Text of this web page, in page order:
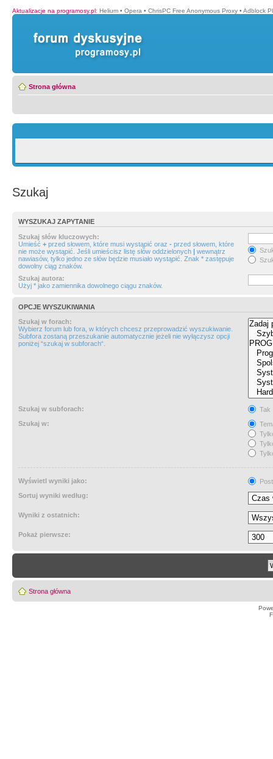
Aktualizacje na programosy.pl: Helium • Opera • ChrisPC Free Anonymous Proxy • Adblock
Strona główna
Szukaj
WYSZUKAJ ZAPYTANIE
Szukaj słów kluczowych:
Umieść + przed słowem, które musi wystąpić oraz - przed słowem, które
nie może wystąpić. Jeśli umieścisz listę słów oddzielonych | wewnątrz
nawiasów, tylko jedno ze słów będzie musiało wystąpić. Znak * zastępuje
dowolny ciąg znaków.
Szukaj autora:
Użyj * jako zamiennika dowolnego ciągu znaków.
OPCJE WYSZUKIWANIA
Szukaj w forach:
Wybierz forum lub fora, w których chcesz przeprowadzić wyszukiwanie.
Subfora zostaną przeszukanie automatycznie jeżeli nie wyłączysz opcji
poniżej “szukaj w subforach“.
Szukaj w subforach:
Tak
Szukaj w:
Wyświetl wyniki jako:
Sortuj wyniki według:
Wyniki z ostatnich:
Pokaż pierwsze:
Strona główna